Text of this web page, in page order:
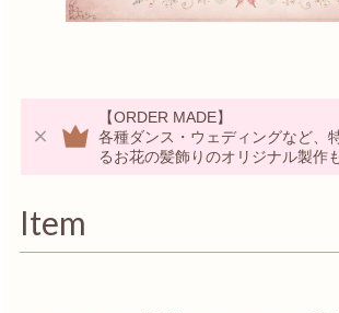
【ORDER MADE】
各種ダンス・ウェディングなど、
るお花の髪飾りのオリジナル製作
Item